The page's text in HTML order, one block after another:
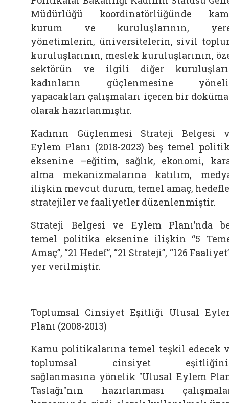
Müdürlüğü koordinatörlüğünde
kurum ve kuruluşlarının,
yönetimlerin, üniversitelerin, sivil
kuruluşlarının, meslek kuruluşlarının,
sektörün ve ilgili diğer
kadınların güçlenmesine
yapacakları çalışmaları içeren bir
olarak hazırlanmıştır.
Kadının Güçlenmesi Strateji Belgesi
Eylem Planı (2018-2023) beş temel
eksenine –eğitim, sağlık, ekonomi,
alma mekanizmalarına katılım,
ilişkin mevcut durum, temel amaç,
stratejiler ve faaliyetler düzenlenmiştir.
Strateji Belgesi ve Eylem Planı’nda
temel politika eksenine ilişkin “5
Amaç”, “21 Hedef”, “21 Strateji”, “126
yer verilmiştir.
Toplumsal Cinsiyet Eşitliği Ulusal
Planı (2008-2013)
Kamu politikalarına temel teşkil edecek
toplumsal cinsiyet
sağlanmasına yönelik "Ulusal Eylem
Taslağı"nın hazırlanması